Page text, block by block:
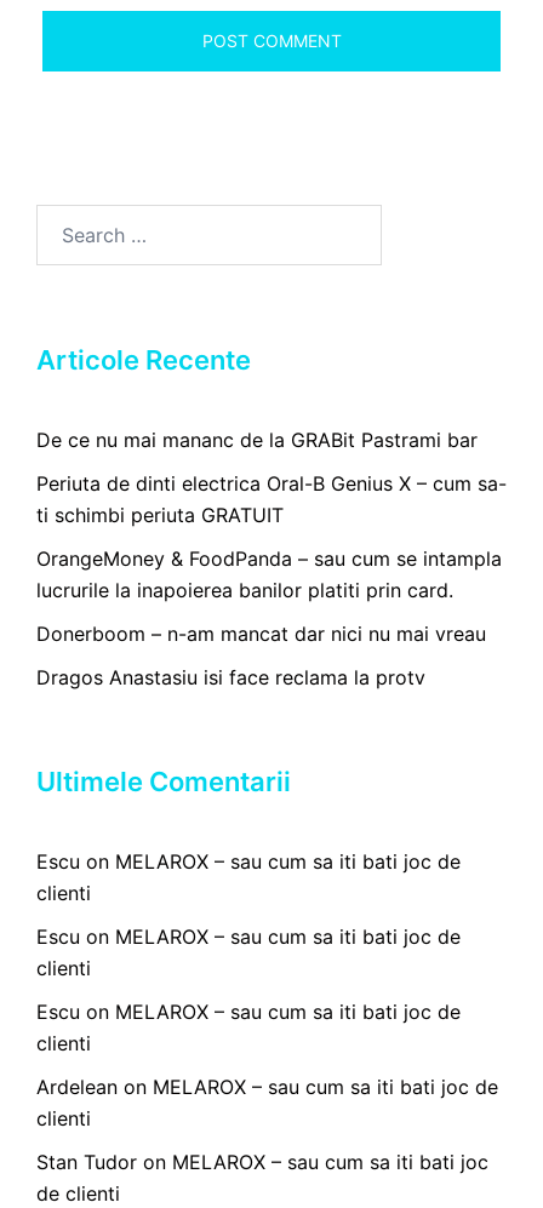
Articole Recente
De ce nu mai mananc de la GRABit Pastrami bar
Periuta de dinti electrica Oral-B Genius X – cum sa-
ti schimbi periuta GRATUIT
OrangeMoney & FoodPanda – sau cum se intampla
lucrurile la inapoierea banilor platiti prin card.
Donerboom – n-am mancat dar nici nu mai vreau
Dragos Anastasiu isi face reclama la protv
Ultimele Comentarii
Escu on MELAROX – sau cum sa iti bati joc de
clienti
Escu on MELAROX – sau cum sa iti bati joc de
clienti
Escu on MELAROX – sau cum sa iti bati joc de
clienti
Ardelean on MELAROX – sau cum sa iti bati joc de
clienti
Stan Tudor on MELAROX – sau cum sa iti bati joc
de clienti